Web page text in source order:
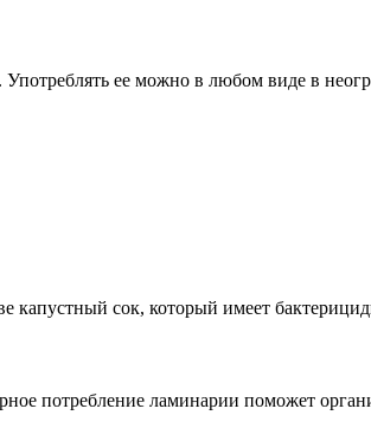
ее можно в любом виде в
капустный сок, который имеет
потребление ламинарии поможет